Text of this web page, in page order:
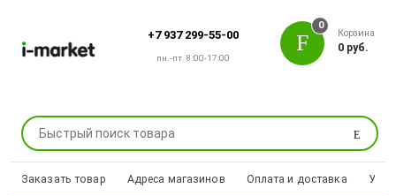
+7 937 299-55-00
пн.-пт. 8:00-17:00
Поиск
0
Корзина
0 руб.
Заказать товар Адреса магазинов Оплата и доставка